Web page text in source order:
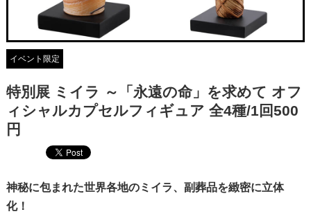
イベント限定
特別展 ミイラ ～「永遠の命」を求めて オフ
ィシャルカプセルフィギュア 全4種/1回500
円
神秘に包まれた世界各地のミイラ、副葬品を緻密に立体
化！